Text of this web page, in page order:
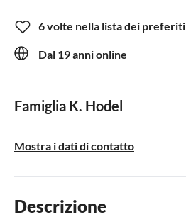
6 volte nella lista dei preferiti
Dal 19 anni online
Famiglia K. Hodel
Mostra i dati di contatto
Descrizione